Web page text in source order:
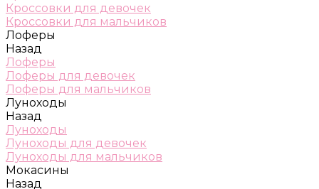
Кроссовки для девочек
Кроссовки для мальчиков
Лоферы
Назад
Лоферы
Лоферы для девочек
Лоферы для мальчиков
Луноходы
Назад
Луноходы
Луноходы для девочек
Луноходы для мальчиков
Мокасины
Назад